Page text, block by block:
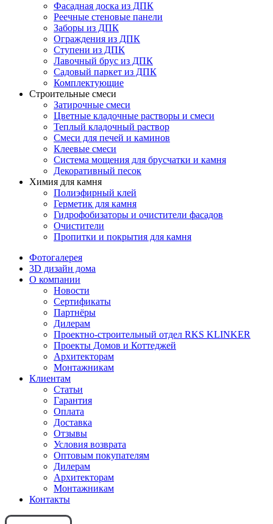
Фасадная доска из ДПК
Реечные стеновые панели
Заборы из ДПК
Ограждения из ДПК
Ступени из ДПК
Лавочный брус из ДПК
Садовый паркет из ДПК
Комплектующие
Строительные смеси
Затирочные смеси
Цветные кладочные растворы и смеси
Теплый кладочный раствор
Смеси для печей и каминов
Клеевые смеси
Система мощения для брусчатки и камня
Декоративный песок
Химия для камня
Полиэфирный клей
Герметик для камня
Гидрофобизаторы и очистители фасадов
Очистители
Пропитки и покрытия для камня
Фотогалерея
3D дизайн дома
О компании
Новости
Сертификаты
Партнёры
Дилерам
Проектно-строительный отдел RKS KLINKER
Проекты Домов и Коттеджей
Архитекторам
Монтажникам
Клиентам
Статьи
Гарантия
Оплата
Доставка
Отзывы
Условия возврата
Оптовым покупателям
Дилерам
Архитекторам
Монтажникам
Контакты